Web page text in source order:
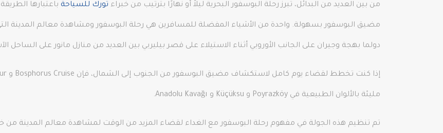
من بين العديد من البدائل، تبرز رحلة البوسفور البحرية ليلاً أو نهارًا بترتيب من خبراء تورك للسياحة باعتبارها
مضيق البوسفور بسهولة. واحدة من الأشياء المفضلة للمسافرين هي رحلة البوسفور ومشاهدة معالم المدينة
دولما بهجة وجيران على الجانب الأوروبي أثناء الاستيلاء على قصر بيليربي بين العديد من منازل مانور على الساحل
مليئة بالألوان الطبيعية في Poyrazköy و Küçüksu و Anadolu Kavağı.
تم تنظيم هذه الجولة في مفهوم رحلة البوسفور مع الغداء لقضاء المزيد من الوقت لمشاهدة معالم المدينة من